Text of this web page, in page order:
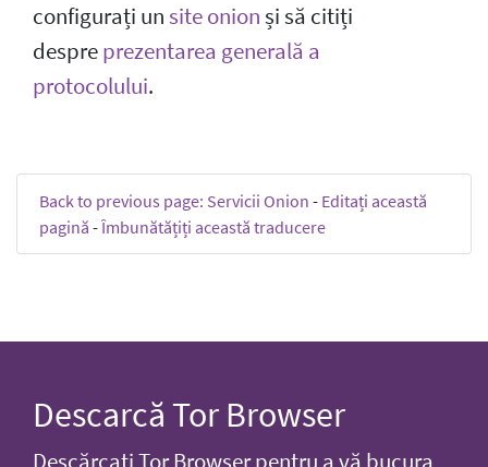
configurați unsite onionși să citiți
despreprezentarea generală a
protocolului.
Back to previous page: Servicii Onion - Editați această
pagină -Îmbunătățiți această traducere
Descarcă Tor Browser
Descărcați Tor Browser pentru a vă bucura